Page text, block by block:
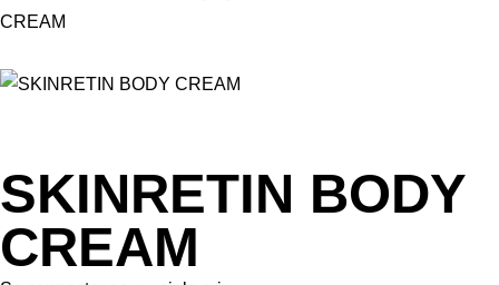
CREAM
SKINRETIN BODY
CREAM